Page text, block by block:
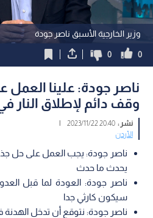
وزير الخارجية الأسبق ناصر جودة
0
0
ناصر جودة: علينا العمل
وقف دائم لإطلاق النار
نشر :20:40 2023/11/22
|
الأردن
ناصر جودة: يجب العمل على حل
يحدث ما حدث
ناصر جودة: العودة لما قبل
سيكون كارثي جدا
ناصر جودة: نتوقع أن تدخل الهدنة